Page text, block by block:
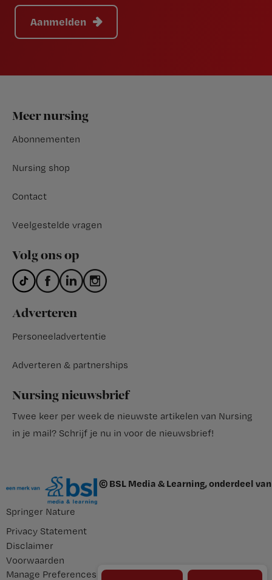
Aanmelden
Footer
Meer nursing
Abonnementen
Nursing shop
Contact
Veelgestelde vragen
Volg ons op
Adverteren
Personeeladvertentie
Adverteren & partnerships
Nursing nieuwsbrief
Twee keer per week de nieuwste artikelen van Nursing
in je mail? Schrijf je nu in voor de nieuwsbrief!
© BSL Media & Learning, onderdeel van
Springer Nature
Privacy Statement
Disclaimer
Voorwaarden
Manage Preferences